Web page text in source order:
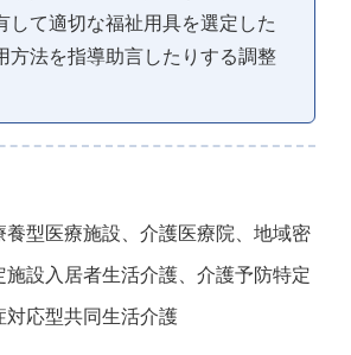
て適切な福祉用具を選定した
方法を指導助言したりする調整
養型医療施設、介護医療院、地域密
設入居者生活介護、介護予防特定
対応型共同生活介護